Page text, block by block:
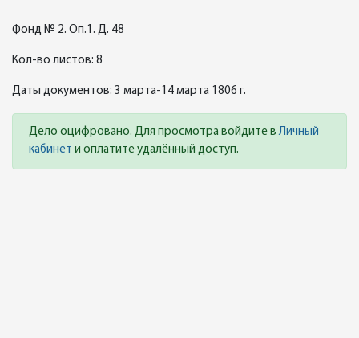
Фонд № 2. Оп.1. Д. 48
Кол-во листов: 8
Даты документов: 3 марта-14 марта 1806 г.
Дело оцифровано. Для просмотра войдите вЛичный
кабинет и оплатите удалённый доступ.